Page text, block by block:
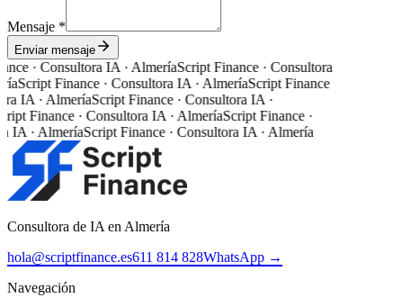
Mensaje *
Enviar mensaje
· Consultora IA · AlmeríaScript Finance · Consultora
Script Finance · Consultora IA · AlmeríaScript Finance
IA · AlmeríaScript Finance · Consultora IA ·
Finance · Consultora IA · AlmeríaScript Finance ·
IA · AlmeríaScript Finance · Consultora IA · Almería
Consultora de IA en Almería
hola@scriptfinance.es611 814 828WhatsApp →
Navegación